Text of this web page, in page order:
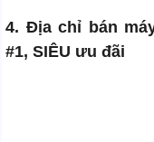
4. Địa chỉ bán
#1, SIÊU ưu đãi